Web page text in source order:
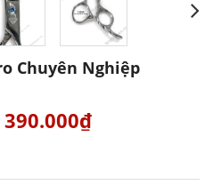
Chuyên Nghiệp